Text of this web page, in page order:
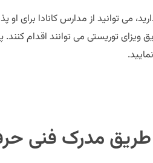
بین ۶ الی ۱۸ سال دارید، می توانید از مدارس
ویزای توریستی می توانند اقدام
طریق مدرک فنی